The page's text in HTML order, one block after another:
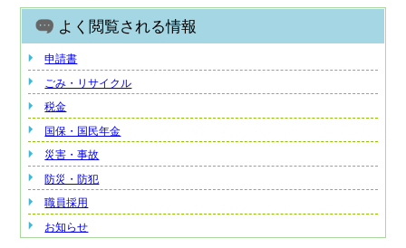
よく閲覧される情報
申請書
ごみ・リサイクル
税金
国保・国民年金
災害・事故
防災・防犯
職員採用
お知らせ